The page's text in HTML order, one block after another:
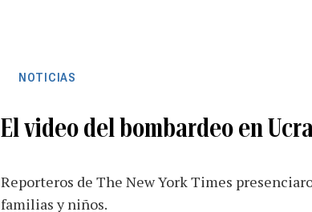
NOTICIAS
El video del bombardeo en
Reporteros de The New York Times
familias y niños.